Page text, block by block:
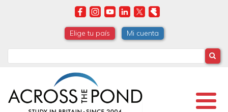
Elige tu país Mi cuenta